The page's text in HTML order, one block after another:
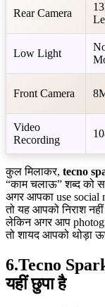
Rear Camera
Low Light
Front Camera
Video
Recording
कुल मिलाकर, tecno
“काम चलाऊ” शब्द को
अगर आपका use social
तो यह आपको निराश
लेकिन अगर आप
तो शायद आपको थोड़ा
6.Tecno
यहीं छुपा है